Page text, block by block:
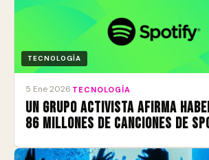
TECNOLOGÍA
5 Ene 2026 TECNOLOGÍA
Un grupo activista afirma
86 millones de canciones de